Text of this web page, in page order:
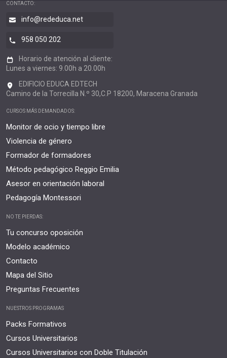
CONTACTO:
info@rededuca.net
958 050 202
Horario de atención al cliente:
Lunes a viernes: 9.00h a 20.00h
EDIFICIO EDUCA EDTECH
Camino de la Torrecilla N.º 30,C.P 18200, Maracena Granada
CURSOS MÁS DEMANDADOS:
Monitor de ocio y tiempo libre
Violencia de género
Formador de formadores
Método pedagógico Reggio Emilia
Asesor en orientación laboral
Pedagogía Montessori
NO TE PIERDAS:
Tu concurso oposición
Modelo académico
Contacto
Mapa del Sitio
Preguntas Frecuentes
NUESTROS PROGRAMAS
Packs Formativos
Cursos Universitarios
Cursos Universitarios con Doble Titulación